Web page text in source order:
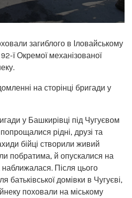
загиблого в Іловайському
ї Окремої механізованої
на сторінці бригади у
у Башкирівці під Чугуєвом
рідні, друзі та
бійці створили живий
побратима, й опускалися на
Після цього
батьківської домівки в Чугуєві,
поховали на міському